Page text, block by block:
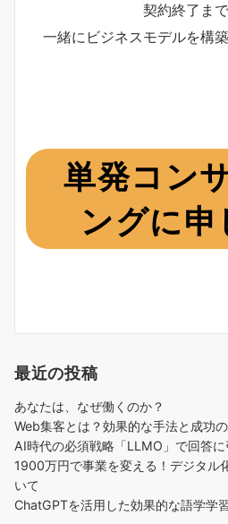
契約終了まで
一緒にビジネスモデルを構
単発コン
ングに申
最近の投稿
あなたは、なぜ働くのか？
Web集客とは？効果的な手法と成功
AI時代の必須戦略「LLMO」で回答
1900万円で事業を変える！デジタル
いて
ChatGPTを活用した効果的な語学学